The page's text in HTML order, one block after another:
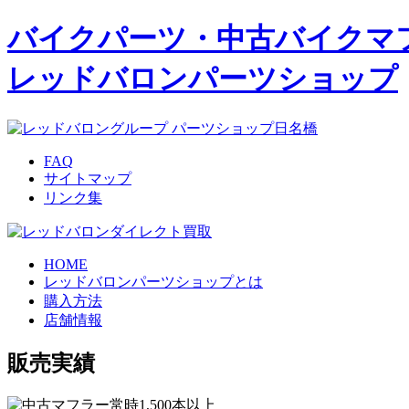
バイクパーツ・中古バイクマ
レッドバロンパーツショップ
FAQ
サイトマップ
リンク集
HOME
レッドバロンパーツショップとは
購入方法
店舗情報
販売実績